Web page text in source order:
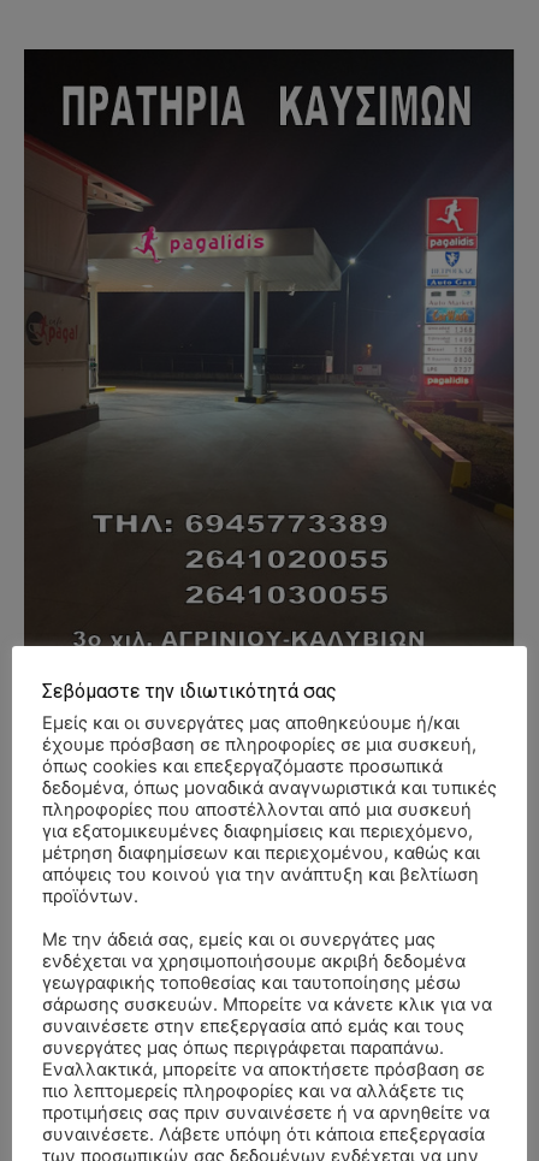
- Advertisment -
Σεβόμαστε την ιδιωτικότητά σας
Εμείς και οι συνεργάτες μας αποθηκεύουμε ή/και
έχουμε πρόσβαση σε πληροφορίες σε μια συσκευή,
όπως cookies και επεξεργαζόμαστε προσωπικά
δεδομένα, όπως μοναδικά αναγνωριστικά και τυπικές
πληροφορίες που αποστέλλονται από μια συσκευή
για εξατομικευμένες διαφημίσεις και περιεχόμενο,
μέτρηση διαφημίσεων και περιεχομένου, καθώς και
απόψεις του κοινού για την ανάπτυξη και βελτίωση
προϊόντων.
Με την άδειά σας, εμείς και οι συνεργάτες μας
ενδέχεται να χρησιμοποιήσουμε ακριβή δεδομένα
γεωγραφικής τοποθεσίας και ταυτοποίησης μέσω
σάρωσης συσκευών. Μπορείτε να κάνετε κλικ για να
συναινέσετε στην επεξεργασία από εμάς και τους
συνεργάτες μας όπως περιγράφεται παραπάνω.
Εναλλακτικά, μπορείτε να αποκτήσετε πρόσβαση σε
πιο λεπτομερείς πληροφορίες και να αλλάξετε τις
προτιμήσεις σας πριν συναινέσετε ή να αρνηθείτε να
συναινέσετε. Λάβετε υπόψη ότι κάποια επεξεργασία
των προσωπικών σας δεδομένων ενδέχεται να μην